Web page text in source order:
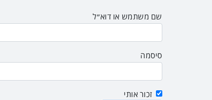
שם משתמש או דוא״ל
סיסמה
זכור אותי